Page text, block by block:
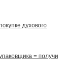
духового
= получи